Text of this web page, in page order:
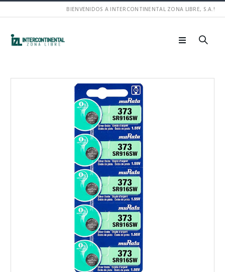
BIENVENIDOS A INTERCONTINENTAL ZONA LIBRE, S.A.!